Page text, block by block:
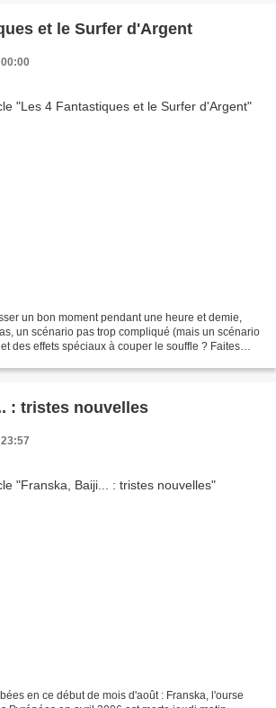
et le Surfer d'Argent
un bon moment pendant une heure et demie,
un scénario pas trop compliqué (mais un scénario
des effets spéciaux à couper le souffle ? Faites
: tristes nouvelles
en ce début de mois d'août : Franska, l'ourse